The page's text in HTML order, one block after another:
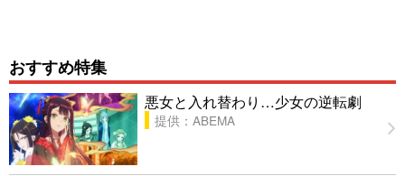
おすすめ特集
悪女と入れ替わり…少女の逆転劇
提供：ABEMA